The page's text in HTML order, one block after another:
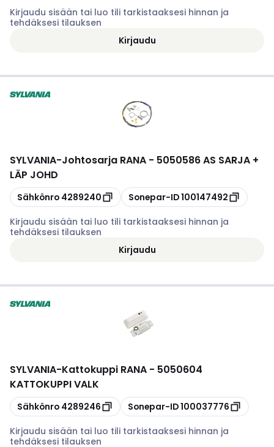
Kirjaudu sisään tai luo tili tarkistaaksesi hinnan ja
tehdäksesi tilauksen
Kirjaudu
SYLVANIA-Johtosarja RANA - 5050586 AS SARJA +
LÄP JOHD
Kopioi
Sähkönro 4289240 Kopioi
Sonepar-ID100147492
Kirjaudu sisään tai luo tili tarkistaaksesi hinnan ja
tehdäksesi tilauksen
Kirjaudu
SYLVANIA-Kattokuppi RANA - 5050604
KATTOKUPPI VALK
Kopioi
Sähkönro 4289246 Kopioi
Sonepar-ID100037776
Kirjaudu sisään tai luo tili tarkistaaksesi hinnan ja
tehdäksesi tilauksen